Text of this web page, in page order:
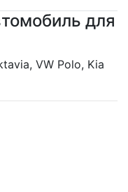
для
VW Polo, Kia